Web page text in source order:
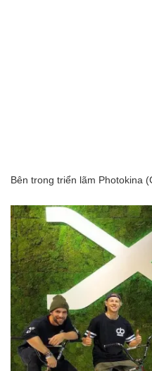
Bên trong triển lãm Photokina